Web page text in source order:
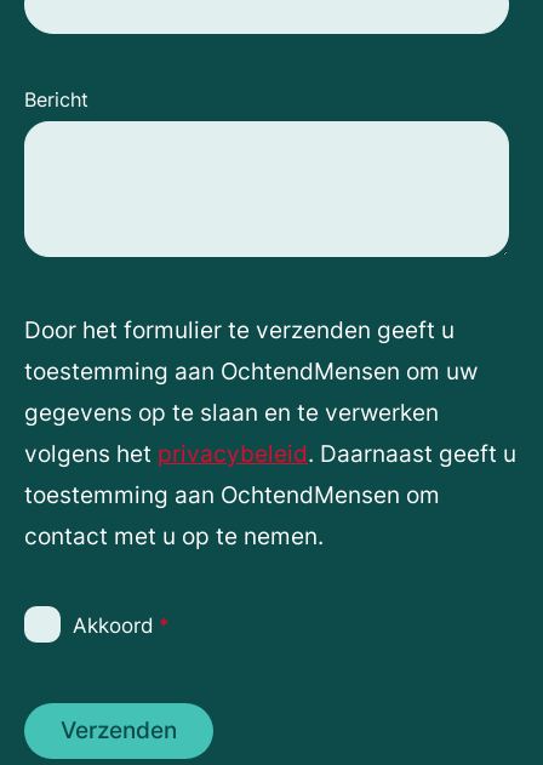
Bericht
Door het formulier te verzenden geeft u
toestemming aan OchtendMensen om uw
gegevens op te slaan en te verwerken
volgens het privacybeleid. Daarnaast geeft u
toestemming aan OchtendMensen om
contact met u op te nemen.
Akkoord *